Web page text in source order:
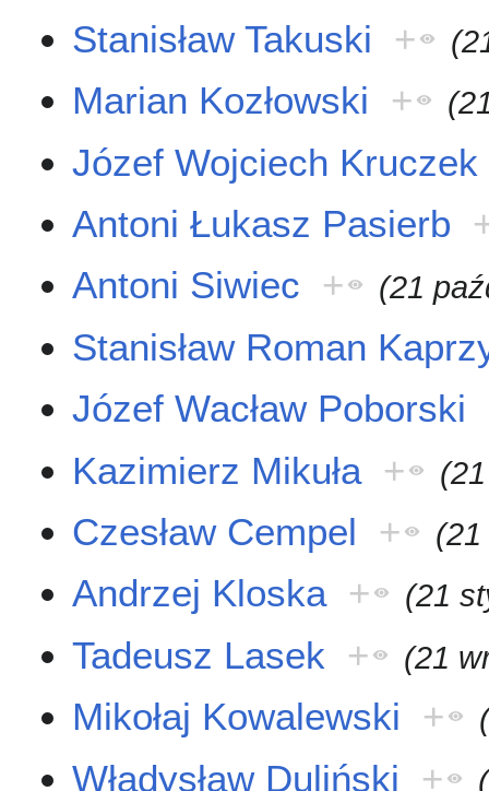
Stanisław Takuski +
Marian Kozłowski +
Józef Wojciech Kruczek
Antoni Łukasz Pasierb
Antoni Siwiec + (21
Stanisław Roman
Józef Wacław Poborski
Kazimierz Mikuła +
Czesław Cempel +
Andrzej Kloska + (21
Tadeusz Lasek + (21
Mikołaj Kowalewski +
Władysław Duliński +